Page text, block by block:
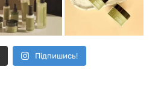
Підпишись!